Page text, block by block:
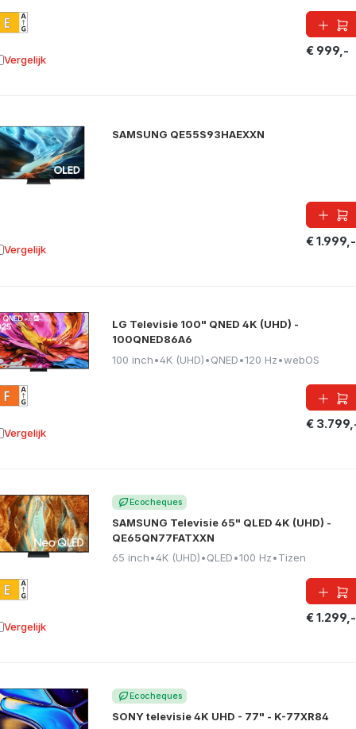
€ 999,-
Vergelijk aan vergelijking
SAMSUNG QE55S93HAEXXN
€ 1.999,-
Vergelijk aan vergelijking
LG Televisie 100" QNED 4K (UHD) -
100QNED86A6
100 inch•4K (UHD)•QNED•120 Hz•webOS
€
Vergelijk aan vergelijking
Ecocheques
SAMSUNG Televisie 65" QLED 4K (UHD) -
QE65QN77FATXXN
65 inch•4K (UHD)•QLED•100 Hz•Tizen
€ 1.299,-
Vergelijk aan vergelijking
Ecocheques
SONY televisie 4K UHD - 77" - K-77XR84